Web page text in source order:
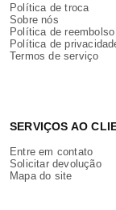
Política de troca
Sobre nós
Política de reembolso
Política de
Termos de serviço
SERVIÇOS AO
Entre em contato
Solicitar devolução
Mapa do site